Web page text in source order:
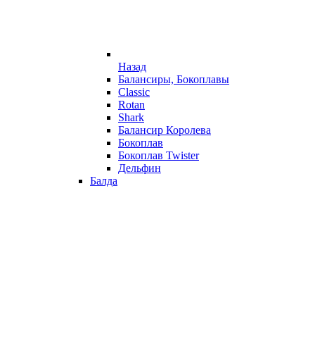
Назад
Балансиры, Бокоплавы
Classic
Rotan
Shark
Балансир Королева
Бокоплав
Бокоплав Twister
Дельфин
Балда